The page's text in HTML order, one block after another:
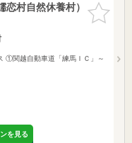
お気に入
りに追加
村自然休養村）
①関越自動車道「練馬ＩＣ」～
を見る